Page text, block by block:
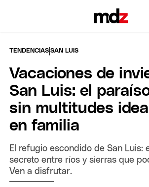
TENDENCIAS |SAN LUIS
Vacaciones de
San Luis: el
sin multitudes
en familia
El refugio escondido de San Luis:
secreto entre ríos y sierras que
Ven a disfrutar.